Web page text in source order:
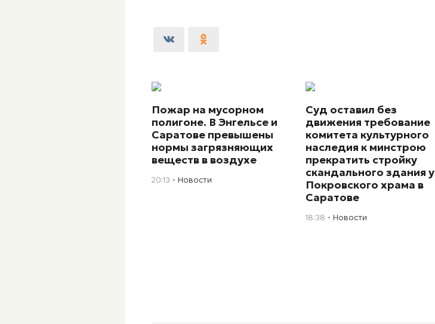
Пожар на мусорном
полигоне. В Энгельсе и
Саратове превышены
нормы загрязняющих
веществ в воздухе
20:13 Новости
Суд оставил без
движения требование
комитета культурного
наследия к минстрою
прекратить стройку
скандального здания у
Покровского храма в
Саратове
18:38 Новости